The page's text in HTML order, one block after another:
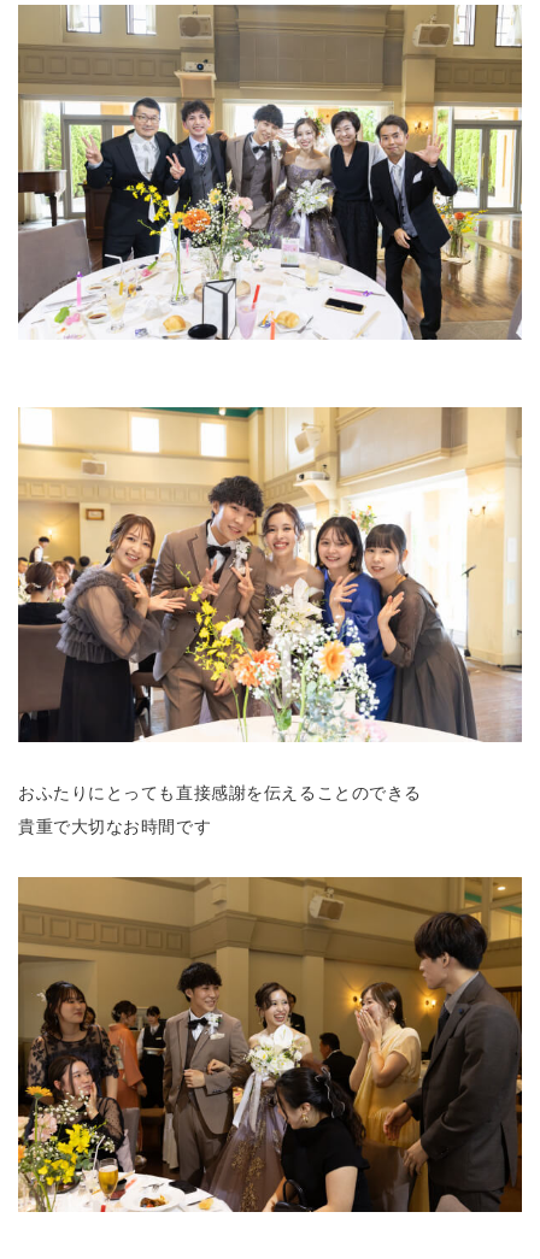
おふたりにとっても直接感謝を伝えることのできる
貴重で大切なお時間です